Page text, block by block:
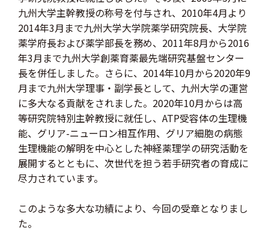
九州大学主幹教授の称号を付与され、2010年4月より
2014年3月まで九州大学大学院薬学研究院長、大学院
薬学府長および薬学部長を務め、2011年8月から2016
年3月まで九州大学創薬育薬最先端研究基盤センター
長を併任しました。さらに、2014年10月から2020年9
月まで九州大学理事・副学長として、九州大学の運営
に多大なる貢献をされました。2020年10月からは高
等研究院特別主幹教授に就任し、ATP受容体の生理機
能、グリア-ニューロン相互作用、グリア細胞の病態
生理機能の解明を中心とした神経薬理学の研究活動を
展開するとともに、次世代を担う若手研究者の育成に
尽力されています。
このような多大な功績により、今回の受章となりまし
た。